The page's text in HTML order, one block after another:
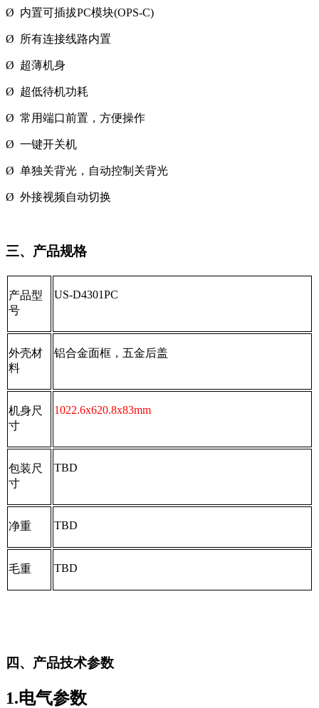
Ø 内置可插拔PC模块(OPS-C)
Ø 所有连接线路内置
Ø 超薄机身
Ø 超低待机功耗
Ø 常用端口前置，方便操作
Ø 一键开关机
Ø 单独关背光，自动控制关背光
Ø 外接视频自动切换
三、产品规格
产品型
号
US-D4301PC
外壳材
料
铝合金面框，五金后盖
机身尺
寸
1022.6x620.8x83mm
包装尺
寸
TBD
净重 TBD
毛重 TBD
四、产品技术参数
1.电气参数